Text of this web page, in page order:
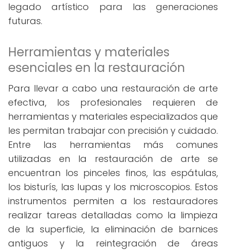
legado artístico para las generaciones
futuras.
Herramientas y materiales
esenciales en la restauración
Para llevar a cabo una restauración de arte
efectiva, los profesionales requieren de
herramientas y materiales especializados que
les permitan trabajar con precisión y cuidado.
Entre las herramientas más comunes
utilizadas en la restauración de arte se
encuentran los pinceles finos, las espátulas,
los bisturís, las lupas y los microscopios. Estos
instrumentos permiten a los restauradores
realizar tareas detalladas como la limpieza
de la superficie, la eliminación de barnices
antiguos y la reintegración de áreas